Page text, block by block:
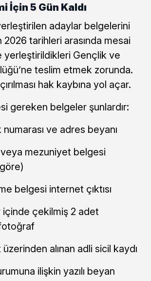
İçin 5 Gün Kaldı
adaylar belgelerini
2026 tarihleri arasında mesai
yerleştirildikleri Gençlik ve
teslim etmek zorunda.
hak kaybına yol açar.
gereken belgeler şunlardır:
numarası ve adres beyanı
mezuniyet belgesi
belgesi internet çıktısı
içinde çekilmiş 2 adet
alınan adli sicil kaydı
ilişkin yazılı beyan